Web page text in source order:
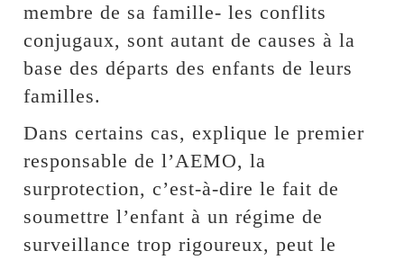
membre de sa famille- les conflits
conjugaux, sont autant de causes à la
base des départs des enfants de leurs
familles.
Dans certains cas, explique le premier
responsable de l’AEMO, la
surprotection, c’est-à-dire le fait de
soumettre l’enfant à un régime de
surveillance trop rigoureux, peut le